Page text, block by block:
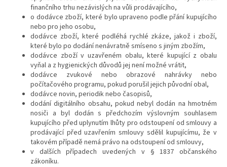
finančního trhu nezávislých na vůli prodávajícího,
o dodávce zboží, které bylo upraveno podle přání kupujícího
nebo pro jeho osobu,
dodávce zboží, které podléhá rychlé zkáze, jakož i zboží,
které bylo po dodání nenávratně smíseno s jiným zbožím,
dodávce zboží v uzavřeném obalu, které kupující z obalu
vyňal a z hygienických důvodů jej není možné vrátit,
dodávce zvukové nebo obrazové nahrávky nebo
počítačového programu, pokud porušil jejich původní obal,
dodávce novin, periodik nebo časopisů,
dodání digitálního obsahu, pokud nebyl dodán na hmotném
nosiči a byl dodán s předchozím výslovným souhlasem
kupujícího před uplynutím lhůty pro odstoupení od smlouvy a
prodávající před uzavřením smlouvy sdělil kupujícímu, že v
takovém případě nemá právo na odstoupení od smlouvy,
v dalších případech uvedených v § 1837 občanského
zákoníku.